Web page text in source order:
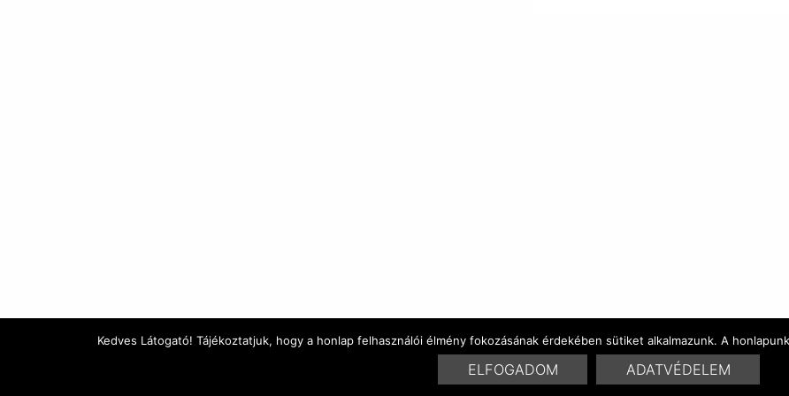
Kedves Látogató! Tájékoztatjuk, hogy a honlap felhasználói élmény fokozásának érdekében sütiket alkalmazunk. A
ELFOGADOM ADATVÉDELEM